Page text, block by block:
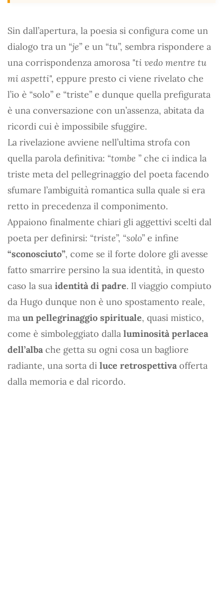
Sin dall’apertura, la poesia si configura come un
dialogo tra un “je” e un “tu”, sembra rispondere a
una corrispondenza amorosa "ti vedo mentre tu
mi aspetti", eppure presto ci viene rivelato che
l’io è “solo” e “triste” e dunque quella prefigurata
è una conversazione con un’assenza, abitata da
ricordi cui è impossibile sfuggire.
La rivelazione avviene nell’ultima strofa con
quella parola definitiva: “tombe ” che ci indica la
triste meta del pellegrinaggio del poeta facendo
sfumare l’ambiguità romantica sulla quale si era
retto in precedenza il componimento.
Appaiono finalmente chiari gli aggettivi scelti dal
poeta per definirsi: “triste”, “solo” e infine
“sconosciuto”, come se il forte dolore gli avesse
fatto smarrire persino la sua identità, in questo
caso la sua identità di padre. Il viaggio compiuto
da Hugo dunque non è uno spostamento reale,
ma un pellegrinaggio spirituale, quasi mistico,
come è simboleggiato dalla luminosità perlacea
dell’alba che getta su ogni cosa un bagliore
radiante, una sorta di luce retrospettiva offerta
dalla memoria e dal ricordo.